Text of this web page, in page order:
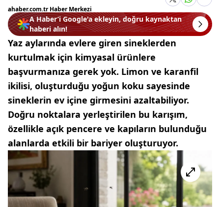
ahaber.com.tr Haber Merkezi
A Haber’i Google'a ekleyin, doğru kaynaktan
haberi alın!
Yaz aylarında evlere giren sineklerden
kurtulmak için kimyasal ürünlere
başvurmanıza gerek yok. Limon ve karanfil
ikilisi, oluşturduğu yoğun koku sayesinde
sineklerin ev içine girmesini azaltabiliyor.
Doğru noktalara yerleştirilen bu karışım,
özellikle açık pencere ve kapıların bulunduğu
alanlarda etkili bir bariyer oluşturuyor.